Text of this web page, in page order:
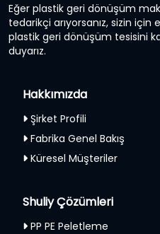
Eğer plastik geri dönüşüm
tedarikçi arıyorsanız, sizin için
plastik geri dönüşüm tesisini
duyarız.
Hakkımızda
Şirket Profili
Fabrika Genel Bakış
Küresel Müşteriler
Shuliy Çözümleri
PP PE Peletleme